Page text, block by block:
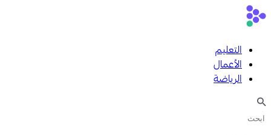
التعليم
الأعمال
الرياضة